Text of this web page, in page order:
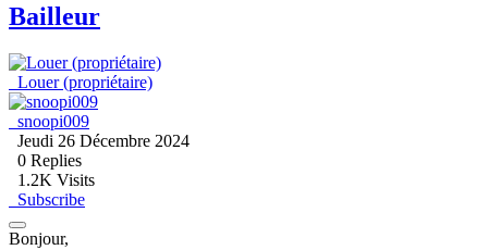
Bailleur
Louer (propriétaire)
snoopi009
Jeudi 26 Décembre 2024
0 Replies
1.2K Visits
Subscribe
Bonjour,